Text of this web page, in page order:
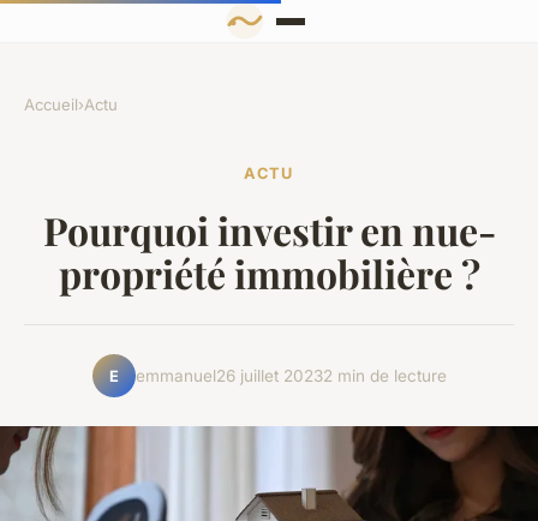
Accueil›Actu
ACTU
Pourquoi investir en nue-
propriété immobilière ?
E emmanuel26 juillet 20232 min de lecture